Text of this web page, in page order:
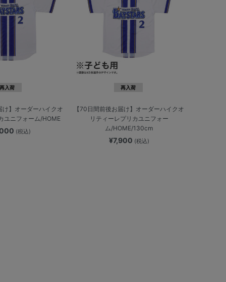
再入荷
】オーダーハイクオ
ユニフォーム/HOME
(税込)
再入荷
【70日間前後お届け】オーダーハイクオ
リティーレプリカユニフォー
ム/HOME/130cm
¥7,900 (税込)